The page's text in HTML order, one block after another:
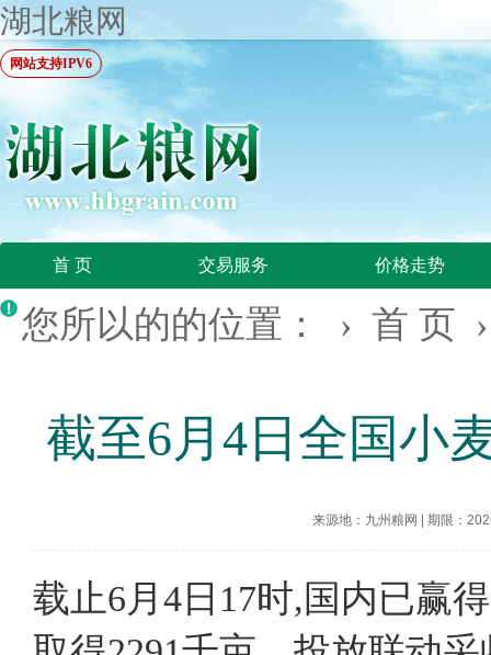
湖北粮网
网站支持IPV6
首 页 交易服务 价格走势
您所以的的位置： › 首 页
截至6月4日全国小
来源地：九州粮网 期限：
载止6月4日17时,国内已赢